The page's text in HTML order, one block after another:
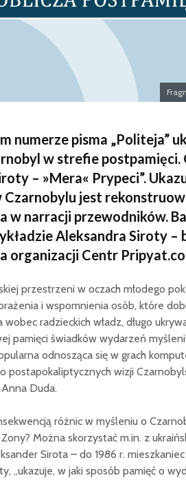
numerze pisma „Politeja”
w strefie
– »Mera« Prypeci”.
jest
w narracji przewodników.
Aleksandra Siroty –
organizacji Centr
przestrzeni w oczach młodego
i wspomnienia osób, które
radzieckich władz, długo
pamięci świadków wydarzeń
odnosząca się w grach
postapokaliptycznych wizji
Duda.
różnic w myśleniu o
Można skorzystać m.in. z
Sirota – do 1986 r.
„ukazuje, w jaki sposób pamięć o